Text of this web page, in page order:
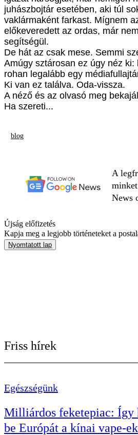
juhászbojtár esetében, aki túl
vaklármaként farkast. Mígnem
előkeveredett az ordas, már
segítségül.
De hát az csak mese. Semmi
Amúgy sztárosan ez úgy néz ki:
rohan legalább egy
Ki van ez találva. Oda-vissza.
A néző és az olvasó meg
Ha szereti...
blog
A
News
Újság előfizetés
Kapja meg a legjobb történeteket a
Nyomtatott lap
Friss hírek
Egészségünk
Milliárdos feketepiac: Így
be Európát a kínai vape-ek